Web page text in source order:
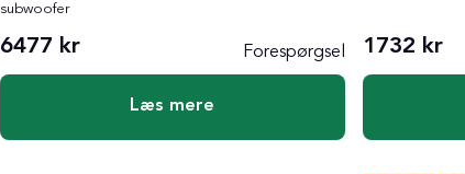
subwoofer
6477 kr Forespørgsel
Læs mere
1732 kr